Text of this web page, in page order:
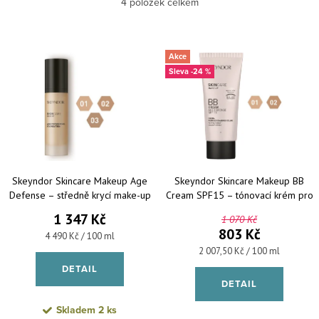
Abecedně
Skeyndor Skincare Makeup Age
Defense – středně krycí make-up
1 347 Kč
Měrná cena:
4 490 Kč / 100 ml
DETAIL
Skladem 2 ks
Akce
-24 %
Skeyndor Skincare Makeup BB
Cream SPF15 – tónovací krém pro
1 070 Kč
803 Kč
Měrná cena:
2 007,50 Kč / 100 ml
DETAIL